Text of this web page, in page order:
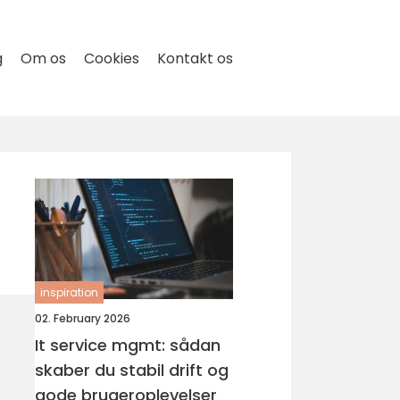
Om os Cookies Kontakt os
inspiration
02. February 2026
It service mgmt: sådan
skaber du stabil drift og
gode brugeroplevelser